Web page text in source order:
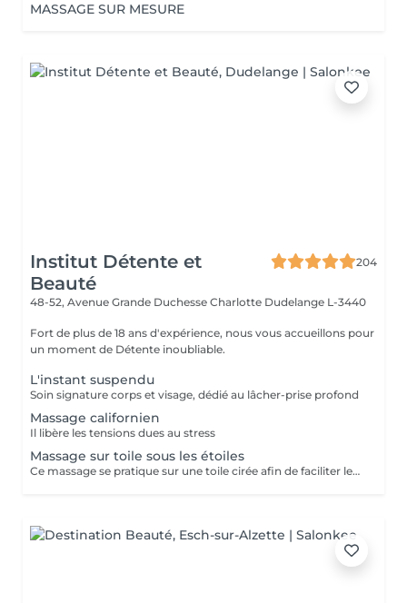
MASSAGE SUR MESURE
Institut Détente et
Beauté
204
48-52, Avenue Grande Duchesse Charlotte Dudelange L-3440
Fort de plus de 18 ans d'expérience, nous vous accueillons pour
un moment de Détente inoubliable.
L'instant suspendu
Soin signature corps et visage, dédié au lâcher-prise profond
Massage californien
Il libère les tensions dues au stress
Massage sur toile sous les étoiles
Ce massage se pratique sur une toile cirée afin de faciliter les mouvements de bascule et de massage simultanés des faces antérieures et postérieures du corps. A conseiller aux personnes habitués aux massages